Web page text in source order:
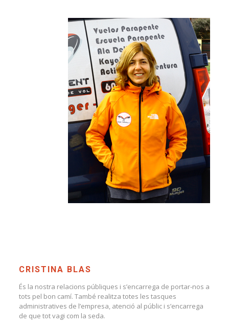
CRISTINA BLAS
És la nostra relacions públiques i s’encarrega de portar-nos a
tots pel bon camí. També realitza totes les tasques
administratives de l’empresa, atenció al públic i s’encarrega
de que tot vagi com la seda.